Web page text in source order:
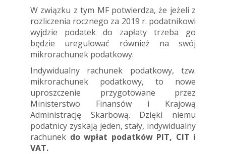
W związku z tym MF potwierdza, że jeżeli z
rozliczenia rocznego za 2019 r. podatnikowi
wyjdzie podatek do zapłaty trzeba go
będzie uregulować również na swój
mikrorachunek podatkowy.
Indywidualny rachunek podatkowy, tzw.
mikrorachunek podatkowy, to nowe
uproszczenie przygotowane przez
Ministerstwo Finansów i Krajową
Administrację Skarbową. Dzięki niemu
podatnicy zyskają jeden, stały, indywidualny
rachunek do wpłat podatków PIT, CIT i
VAT.